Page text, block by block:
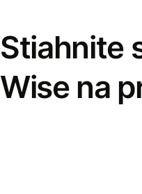
Stiahnite
Wise na